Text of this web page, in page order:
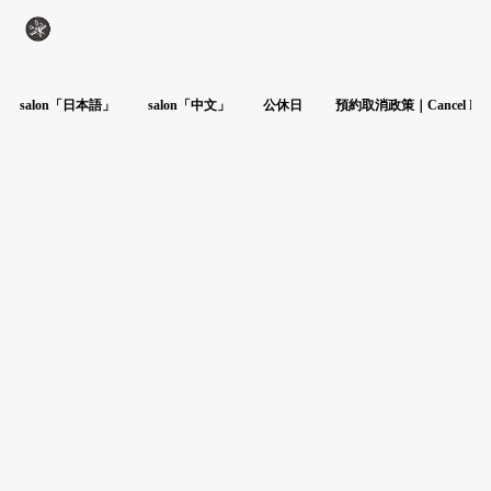
salon「日本語」 salon「中文」 公休日 預約取消政策｜Cancel